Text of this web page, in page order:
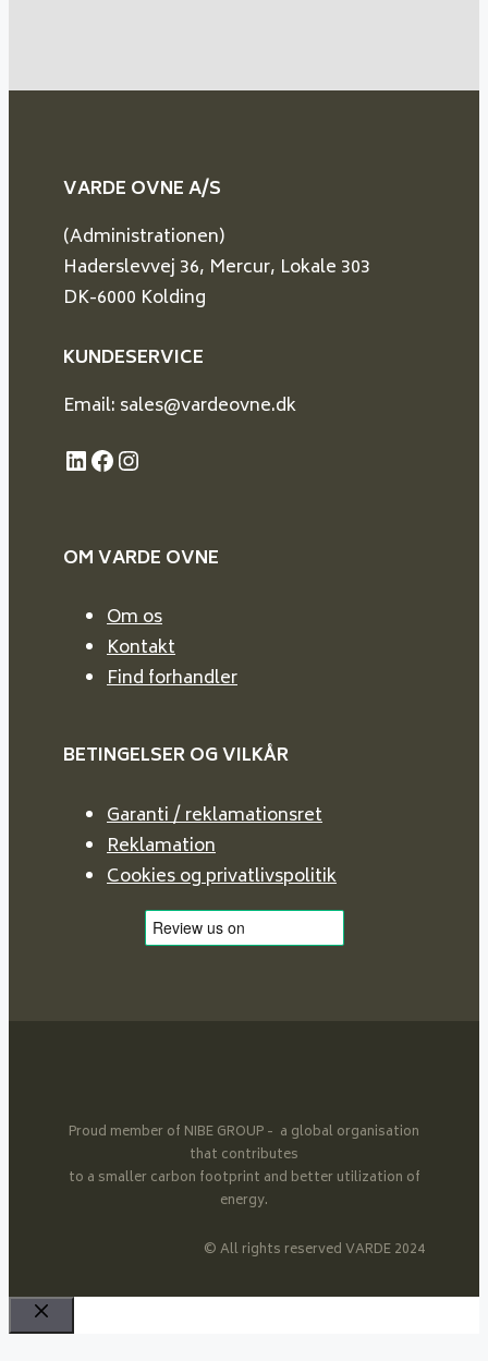
VARDE OVNE A/S
(Administrationen)
Haderslevvej 36, Mercur, Lokale 303
DK-6000 Kolding
KUNDESERVICE
Email: sales@vardeovne.dk
LinkedIn
Facebook
Instagram
OM VARDE OVNE
Om os
Kontakt
Find forhandler
BETINGELSER OG VILKÅR
Garanti / reklamationsret
Reklamation
Cookies og privatlivspolitik
Proud member of NIBE GROUP - a global organisation
that contributes
to a smaller carbon footprint and better utilization of
energy.
© All rights reserved VARDE 2024
Luk